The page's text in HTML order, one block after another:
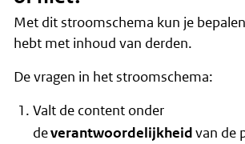
Met dit stroomschema kun je
hebt met inhoud van derden.
De vragen in het stroomschema:
Valt de content onder
deverantwoordelijkheidvan de